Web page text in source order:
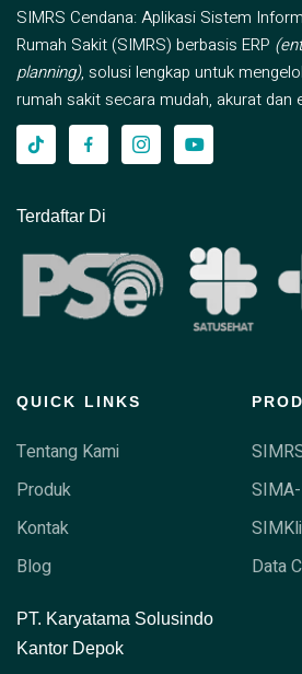
SIMRS Cendana: Aplikasi Sistem
Rumah Sakit (SIMRS) berbasis ERP
planning), solusi lengkap untuk
rumah sakit secara mudah, akurat dan
Terdaftar Di
QUICK LINKS
Tentang Kami
Produk
Kontak
Blog
Data
PT. Karyatama Solusindo
Kantor Depok